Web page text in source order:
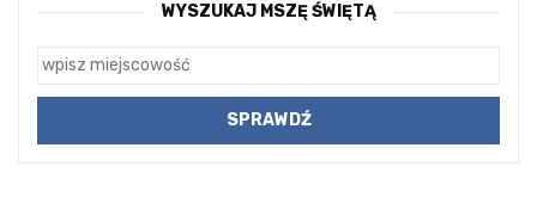
WYSZUKAJ MSZĘ ŚWIĘTĄ